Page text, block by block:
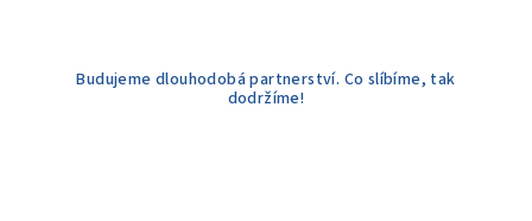
Budujeme dlouhodobá partnerství. Co slíbíme, tak
dodržíme!